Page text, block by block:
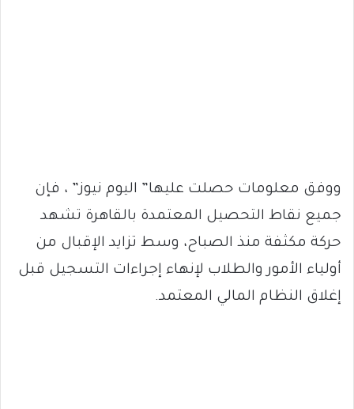
ووفق معلومات حصلت عليها” اليوم نيوز” ، فإن
جميع نقاط التحصيل المعتمدة بالقاهرة تشهد
حركة مكثفة منذ الصباح، وسط تزايد الإقبال من
أولياء الأمور والطلاب لإنهاء إجراءات التسجيل قبل
إغلاق النظام المالي المعتمد.